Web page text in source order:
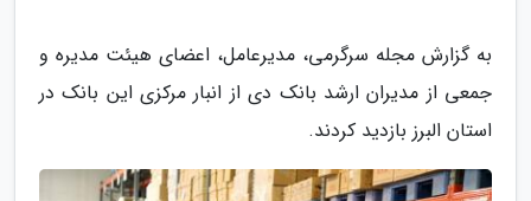
به گزارش مجله سرگرمی، مدیرعامل، اعضای هیئت مدیره و
جمعی از مدیران ارشد بانک دی از انبار مرکزی این بانک در
استان البرز بازدید کردند.